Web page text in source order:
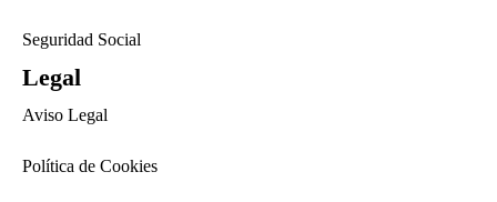
Seguridad Social
Legal
Aviso Legal
Política de Cookies